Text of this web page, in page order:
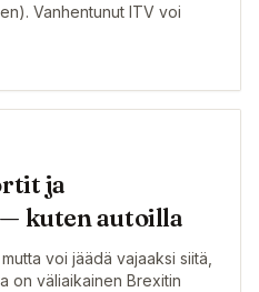
Vanhentunut ITV voi
ja
kuten autoilla
voi jäädä vajaaksi siitä,
on väliaikainen Brexitin